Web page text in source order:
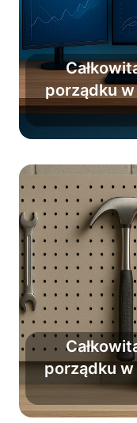
porządku
porządku
organizacji